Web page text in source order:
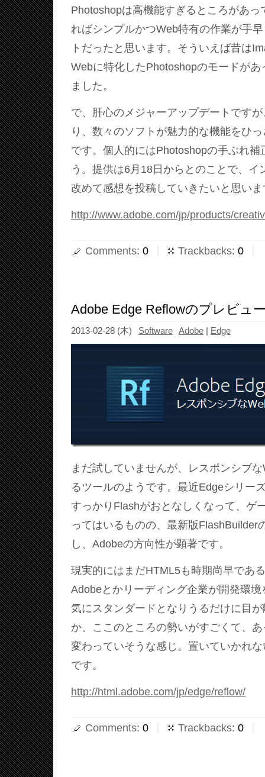
Photoshopは高機能すぎるところがあっ
ればシンプルかつWeb特有の作業が手
トだったと思います。そういえば昔は
Webに特化したPhotoshopのモードが
ました。
で、肝心のメジャーアップデートです
り、数々のソフトが魅力的な機能をひ
です。個人的にはPhotoshopの手ぶれ補
う。提供は6月18日からとのことで、イ
改めて感想を投稿していきたいと思いま
http://www.adobe.com/jp/products/
Comments: 0 Trackbacks: 0
Adobe Edge Reflowのプレビュ
2013-02-28 (木) Software Adobe | Edge
まだ試していませんが、レスポンシブ
るツールのようです。最近Edgeシリー
すっかりFlashがおとなしくなって、ゲ
ってはいるものの、最新版FlashBuilder
し、Adobeの方向性が顕著です。
現実的にはまだHTML5も時期尚早であ
Adobeとかリーディング企業が開発環
気にスタンダードとなりうるだけに目
か、ここのところの勢いがすごくて、
変わっていそうな感じ。置いていかれ
です。
http://html.adobe.com/jp/edge/reflow/
Comments: 0 Trackbacks: 0